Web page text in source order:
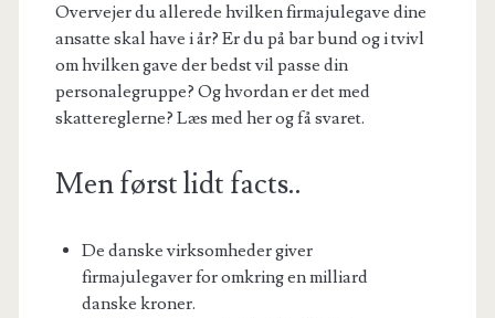
Overvejer du allerede hvilken firmajulegave dine
ansatte skal have i år? Er du på bar bund og i tvivl
om hvilken gave der bedst vil passe din
personalegruppe? Og hvordan er det med
skattereglerne? Læs med her og få svaret.
Men først lidt facts..
De danske virksomheder giver
firmajulegaver for omkring en milliard
danske kroner.